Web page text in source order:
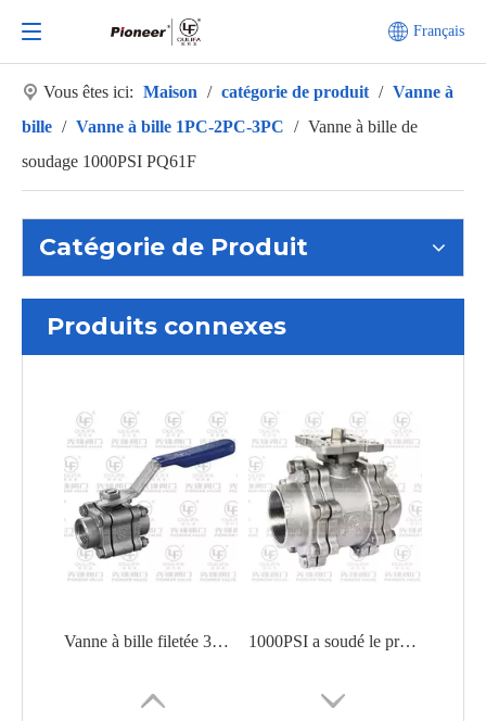
Français
Vous êtes ici: Maison / catégorie de produit / Vanne à
bille / Vanne à bille 1PC-2PC-3PC / Vanne à bille de
soudage 1000PSI PQ61F
Catégorie de Produit
Produits connexes
Vanne à bille filetée 3PC Q11F-100P 1000PSI a soudé le produit chimique d'huile de construction navale de robinet à tournant sphérique